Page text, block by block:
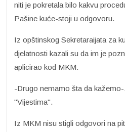
niti je pokretala bilo kakvu
Pašine kuće-stoji u odgovoru.
Iz opštinskog Sekretaraijata za
djelatnosti kazali su da im je
aplicirao kod MKM.
-Drugo nemamo šta da
"Vijestima".
Iz MKM nisu stigli odgovori na